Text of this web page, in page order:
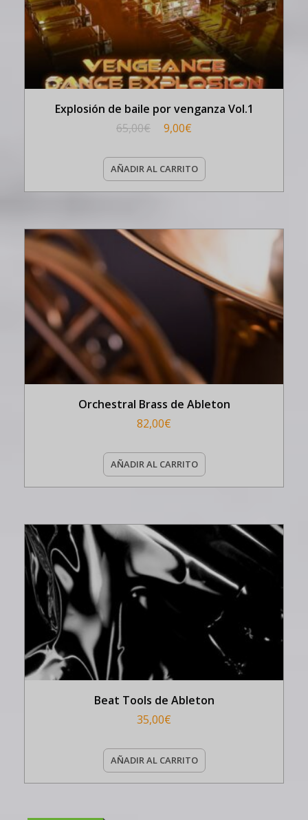
Explosión de baile por venganza Vol.1
65,00€ 9,00€
AÑADIR AL CARRITO
Orchestral Brass de Ableton
82,00€
AÑADIR AL CARRITO
Beat Tools de Ableton
35,00€
AÑADIR AL CARRITO